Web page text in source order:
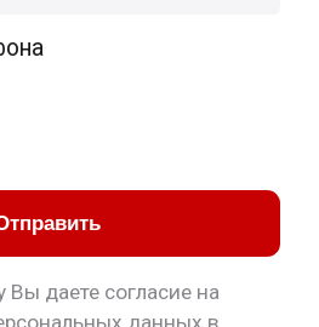
даете согласие на
данных в